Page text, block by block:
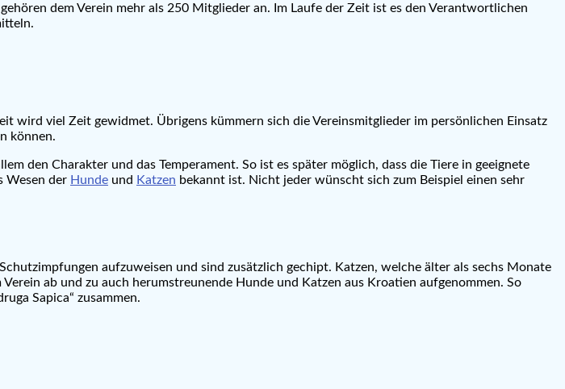
dem Verein mehr als 250 Mitglieder an. Im Laufe der Zeit ist es den Verantwortlichen
wird viel Zeit gewidmet. Übrigens kümmern sich die Vereinsmitglieder im persönlichen Einsatz
können.
den Charakter und das Temperament. So ist es später möglich, dass die Tiere in geeignete
Wesen der Hunde und Katzen bekannt ist. Nicht jeder wünscht sich zum Beispiel einen sehr
aufzuweisen und sind zusätzlich gechipt. Katzen, welche älter als sechs Monate
ab und zu auch herumstreunende Hunde und Katzen aus Kroatien aufgenommen. So
Sapica“ zusammen.